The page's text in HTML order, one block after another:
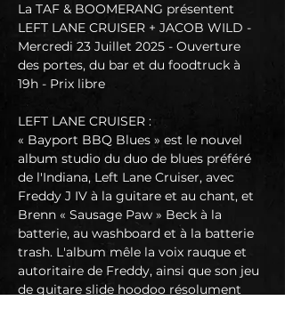
La TAF & BOOMERANG présentent
LEFT LANE CRUISER + JACOB WILD -
Mercredi 23 Juillet 2025 - Ouverture
des portes, du bar et du foodtruck à
19h - Prix libre
LEFT LANE CRUISER :
« Bayport BBQ Blues » est le nouvel
album studio du duo de blues préféré
de l'Indiana, Left Lane Cruiser, avec
Freddy J IV à la guitare et au chant, et
Brenn « Sausage Paw » Beck à la
batterie, au washboard et à la batterie
trash. L'album mêle la voix rauque et
autoritaire de Freddy, ainsi que son jeu
de guitare slide hoodoo résolument